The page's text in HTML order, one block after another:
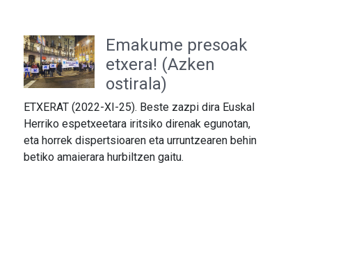
Emakume presoak
etxera! (Azken
ostirala)
ETXERAT (2022-XI-25). Beste zazpi dira Euskal
Herriko espetxeetara iritsiko direnak egunotan,
eta horrek dispertsioaren eta urruntzearen behin
betiko amaierara hurbiltzen gaitu.